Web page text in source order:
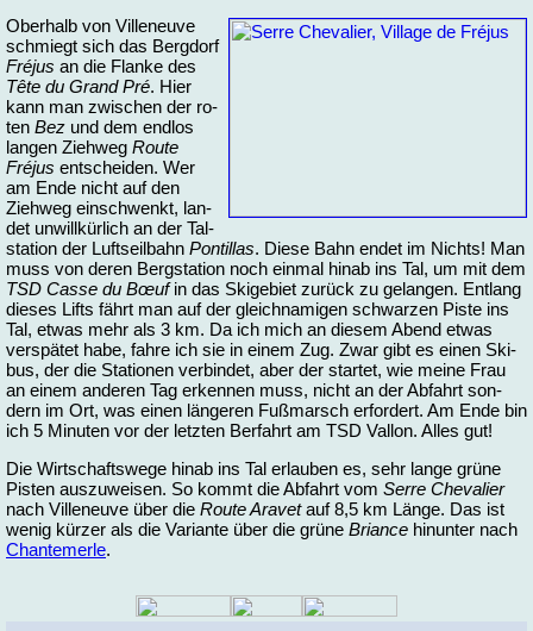
Ober­halb von Vil­le­neu­ve
schmiegt sich das Berg­dorf
Fréjus an die Flan­ke des
Tête du Grand Pré. Hier
kann man zwi­schen der ro­
ten Bez und dem end­los
lan­gen Zieh­weg Rou­te
Fréjus ent­schei­den. Wer
am En­de nicht auf den
Zieh­weg ein­schwenkt, lan­
det un­will­kür­lich an der Tal­
sta­ti­on der Luft­seil­bahn Pon­til­las. Die­se Bahn en­det im Nichts! Man
muss von de­ren Berg­sta­ti­on noch ein­mal hin­ab ins Tal, um mit dem
TSD Cas­se du Bœufin das Ski­ge­biet zu­rück zu ge­lan­gen. Ent­lang
die­ses Lifts fährt man auf der gleich­na­mi­gen schwar­zen Pis­te ins
Tal, et­was mehr als 3 km. Da ich mich an die­sem Abend et­was
ver­spä­tet ha­be, fah­re ich sie in ei­nem Zug. Zwar gibt es ei­nen Ski­
bus, der die Sta­tio­nen ver­bin­det, aber der star­tet, wie mei­ne Frau
an ei­nem an­de­ren Tag er­ken­nen muss, nicht an der Ab­fahrt son­
dern im Ort, was ei­nen län­ge­ren Fuß­marsch er­for­dert. Am En­de bin
ich 5 Mi­nu­ten vor der letz­ten Ber­fahrt am TSD Val­lon. Al­les gut!
Die Wirt­schafts­we­ge hin­ab ins Tal er­lau­ben es, sehr lan­ge grü­ne
Pis­ten aus­zu­wei­sen. So kommt die Ab­fahrt vom Ser­re Che­va­lier
nach Vil­le­neu­ve über die Rou­te Ara­vetauf 8,5 km Län­ge. Das ist
we­nig kür­zer als die Va­ri­an­te über die grü­ne Brian­ce hin­un­ter nach
Chan­te­mer­le.